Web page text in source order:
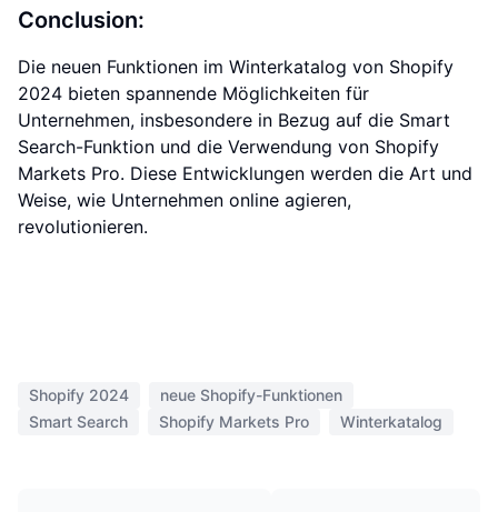
Conclusion:
Die neuen Funktionen im Winterkatalog von Shopify
2024 bieten spannende Möglichkeiten für
Unternehmen, insbesondere in Bezug auf die Smart
Search-Funktion und die Verwendung von Shopify
Markets Pro. Diese Entwicklungen werden die Art und
Weise, wie Unternehmen online agieren,
revolutionieren.
Shopify 2024
neue Shopify-Funktionen
Smart Search
Shopify Markets Pro Winterkatalog